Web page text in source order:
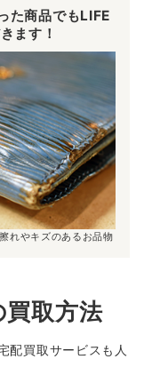
た商品でもLIFE
ます！
れやキズのあるお品物
取方法
配買取サービスも人